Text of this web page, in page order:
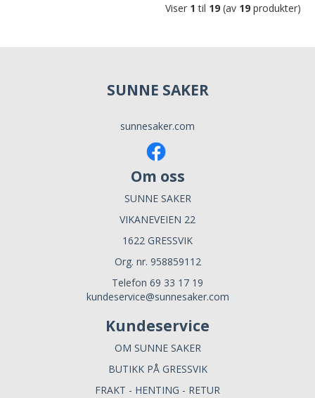
Viser 1 til 19 (av 19 produkter)
SUNNE SAKER
sunnesaker.com
Om oss
SUNNE SAKER
VIKANEVEIEN 22
1622 GRESSVIK
Org. nr. 958859112
Telefon 69 33 17 19
kundeservice@sunnesaker.com
Kundeservice
OM SUNNE SAKER
BUTIKK PÅ GRESSVIK
FRAKT - HENTING - RETUR